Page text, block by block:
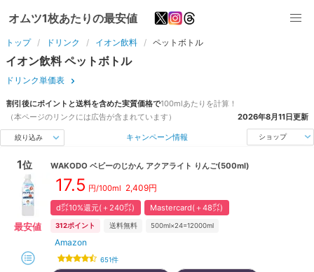
オムツ1枚あたりの最安値
トップ ドリンク イオン飲料 ペットボトル
イオン飲料 ペットボトル
ドリンク単価表
割引後にポイントと送料を含めた実質価格で100mlあたりを計算！
（本ページのリンクには広告が含まれています）
2026年8月11日更新
絞り込み キャンペーン情報 ショップ
1位
最安値
WAKODO ベビーのじかん アクアライト りんご(500ml)
17.5 円/100ml 2,409円
d㌽10%還元(＋240㌽) Mastercard(＋48㌽)
312ポイント 送料無料 500ml×24=12000ml
Amazon
651件